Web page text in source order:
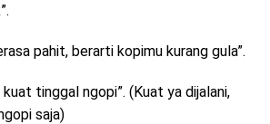
pahit, berarti kopimu kurang gula”.
kuat tinggal ngopi”. (Kuat ya dijalani,
saja)